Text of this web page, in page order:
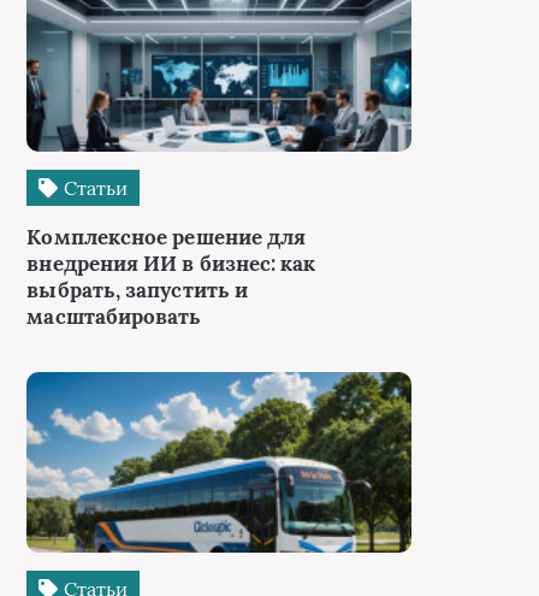
Статьи
Комплексное решение для
внедрения ИИ в бизнес: как
выбрать, запустить и
масштабировать
Статьи